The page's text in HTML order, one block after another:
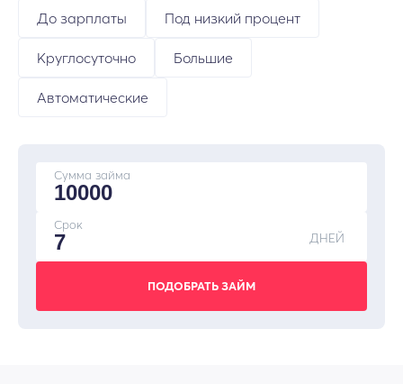
До зарплаты Под низкий процент
Круглосуточно Большие
Автоматические
Сумма займа
Срок
ДНЕЙ